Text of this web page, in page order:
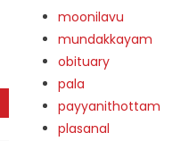
moonilavu
mundakkayam
obituary
pala
payyanithottam
plasanal